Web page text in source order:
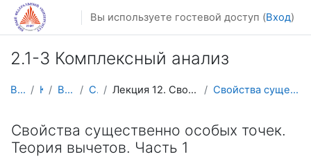
Перейти к основному содержанию
Вы используете гостевой доступ (Вход)
2.1-3 Комплексный анализ
В начало Курсы Видеолекции Calculus4 Лекция 12. Свойства существенно особых точек. Теор... Свойства существенно особых точек. Теория вычетов....
Свойства существенно особых точек.
Теория вычетов. Часть 1